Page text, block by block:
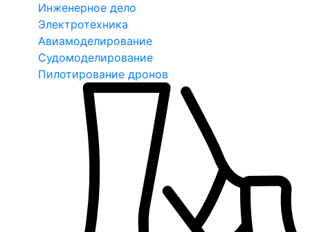
Инженерное дело
Электротехника
Авиамоделирование
Судомоделирование
Пилотирование дронов